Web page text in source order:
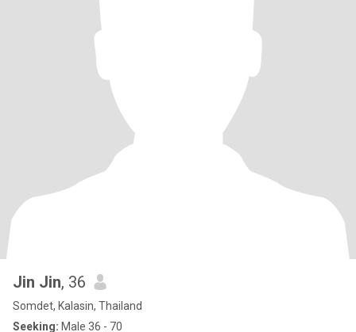
Jin Jin, 36
Somdet, Kalasin, Thailand
Seeking: Male 36 - 70